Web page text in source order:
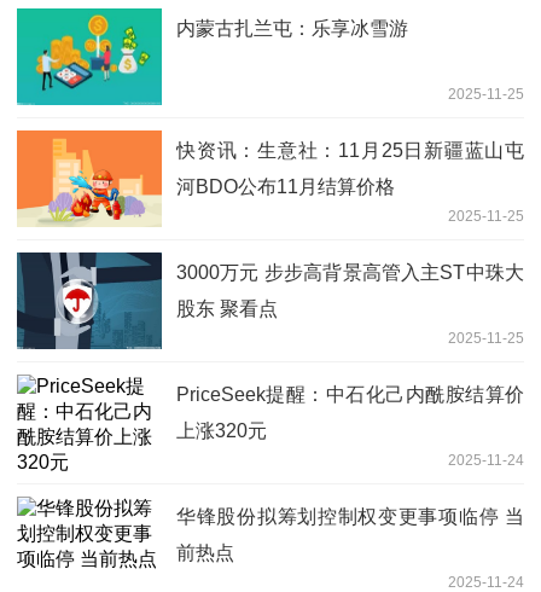
内蒙古扎兰屯：乐享冰雪游
2025-11-25
快资讯：生意社：11月25日新疆蓝山屯
河BDO公布11月结算价格
2025-11-25
3000万元 步步高背景高管入主ST中珠大
股东 聚看点
2025-11-25
PriceSeek提醒：中石化己内酰胺结算价
上涨320元
2025-11-24
华锋股份拟筹划控制权变更事项临停 当
前热点
2025-11-24